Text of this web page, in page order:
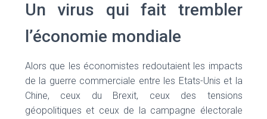
N
Un virus qui fait trembler
l’économie mondiale
Alors que les économistes redoutaient les impacts
de la guerre commerciale entre les Etats-Unis et la
Chine, ceux du Brexit, ceux des tensions
géopolitiques et ceux de la campagne électorale